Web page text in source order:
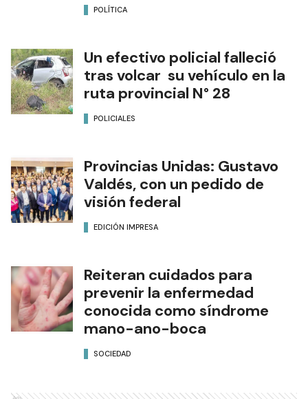
POLÍTICA
Un efectivo policial falleció
tras volcar su vehículo en la
ruta provincial N° 28
POLICIALES
Provincias Unidas: Gustavo
Valdés, con un pedido de
visión federal
EDICIÓN IMPRESA
Reiteran cuidados para
prevenir la enfermedad
conocida como síndrome
mano-ano-boca
SOCIEDAD
Ads